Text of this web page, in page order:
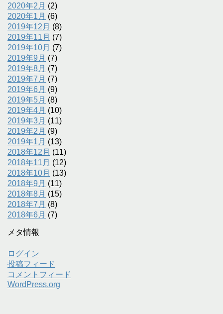
2020年2月 (2)
2020年1月 (6)
2019年12月 (8)
2019年11月 (7)
2019年10月 (7)
2019年9月 (7)
2019年8月 (7)
2019年7月 (7)
2019年6月 (9)
2019年5月 (8)
2019年4月 (10)
2019年3月 (11)
2019年2月 (9)
2019年1月 (13)
2018年12月 (11)
2018年11月 (12)
2018年10月 (13)
2018年9月 (11)
2018年8月 (15)
2018年7月 (8)
2018年6月 (7)
メタ情報
ログイン
投稿フィード
コメントフィード
WordPress.org